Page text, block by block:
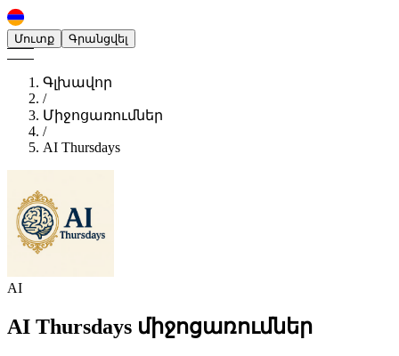
Մուտք Գրանցվել
Գլխավոր
/
Միջոցառումներ
/
AI Thursdays
AI
AI Thursdays միջոցառումներ